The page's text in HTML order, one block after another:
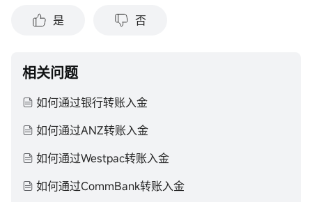
是 否
相关问题
如何通过银行转账入金
如何通过ANZ转账入金
如何通过Westpac转账入金
如何通过CommBank转账入金